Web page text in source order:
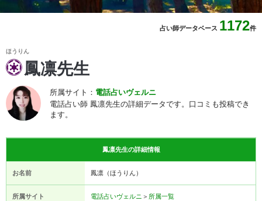
占い師データベース 1172件
ほうりん
鳳凛先生
所属サイト： 電話占いヴェルニ
電話占い師 鳳凛先生の詳細データです。口コミも投稿でき
ます。
鳳凛先生の詳細情報
お名前 鳳凛（ほうりん）
所属サイト 電話占いヴェルニ ＞ 所属一覧